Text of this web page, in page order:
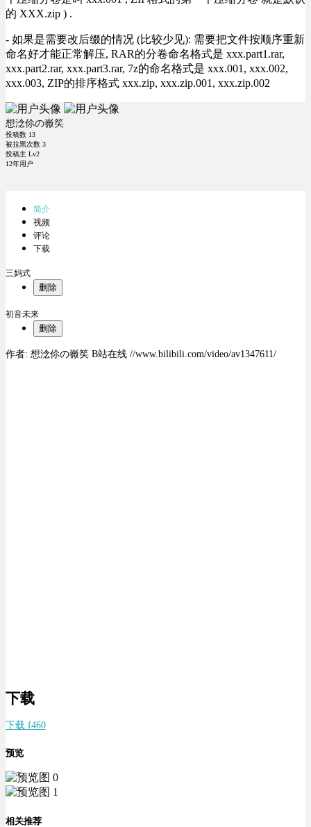
的 XXX.zip ) .
- 如果是需要改后缀的情况 (比较少见): 需要把文件按顺序重新
命名好才能正常解压, RAR的分卷命名格式是 xxx.part1.rar,
xxx.part2.rar, xxx.part3.rar, 7z的命名格式是 xxx.001, xxx.002,
xxx.003, ZIP的排序格式 xxx.zip, xxx.zip.001, xxx.zip.002
想淰伱の嶶笶
投稿数 13
被拉黑次数 3
投稿主 Lv2
12年用户
简介
视频
评论
下载
三妈式
删除
初音未来
删除
作者: 想淰伱の嶶笶 B站在线 //www.bilibili.com/video/av1347611/
下载
下载 f460
预览
相关推荐